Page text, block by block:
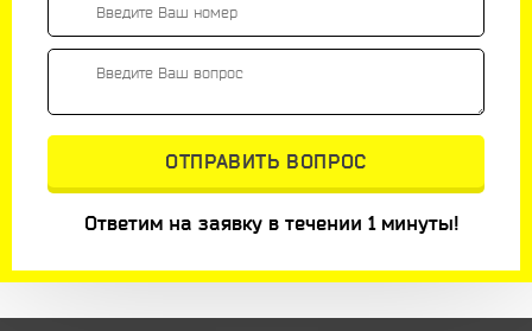
Ответим на заявку в течении 1 минуты!